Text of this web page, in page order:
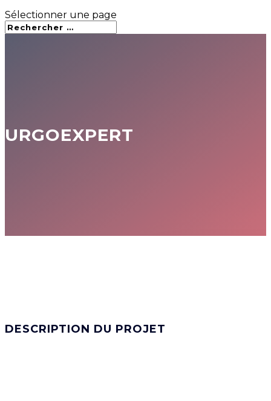
Sélectionner une page
URGOEXPERT
DESCRIPTION DU PROJET